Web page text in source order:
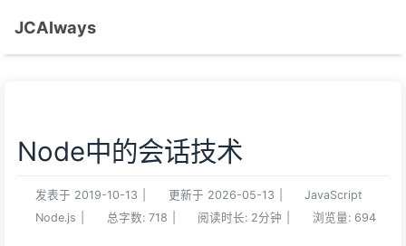
JCAlways
Node中的会话技术
发表于 2019-10-13 更新于 2026-05-13
JavaScript
Node.js
总字数: 718 阅读时长: 2分钟 浏览量: 694